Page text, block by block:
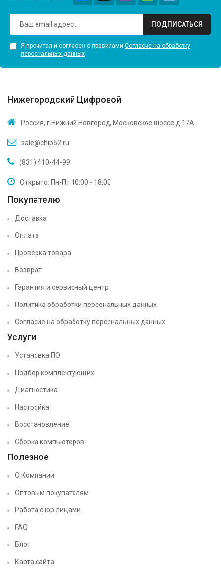
ПОДПИСАТЬСЯ
Я прочитал и согласен с правилами Согласие на обработку
персональных данных
Нижегородский Цифровой
Россия, г.Нижний Новгород, Московское шоссе д 17А
sale@chip52.ru
(831) 410-44-99
Открыто: Пн-Пт 10:00 - 18:00
Покупателю
Доставка
Оплата
Проверка товара
Возврат
Гарантия и сервисный центр
Политика обработки персональных данных
Согласие на обработку персональных данных
Услуги
Установка ПО
Подбор комплектующих
Диагностика
Настройка
Восстановление
Сборка компьютеров
Полезное
О Компании
Оптовым покупателям
Работа с юр.лицами
FAQ
Блог
Карта сайта